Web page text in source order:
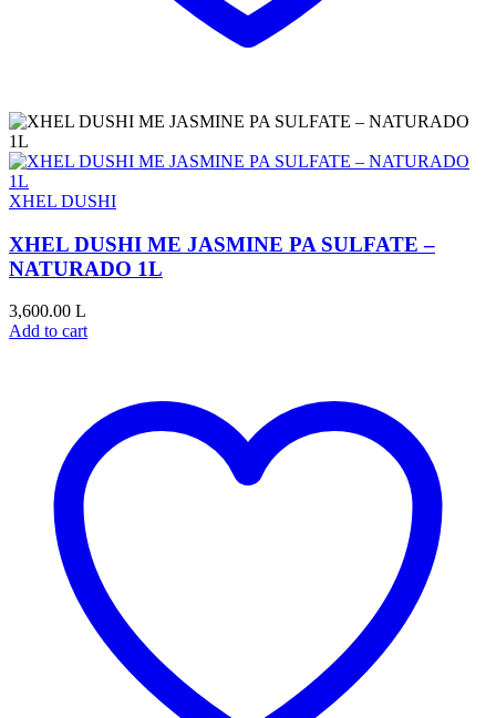
XHEL DUSHI
XHEL DUSHI ME JASMINE PA SULFATE –
NATURADO 1L
3,600.00 L
Add to cart